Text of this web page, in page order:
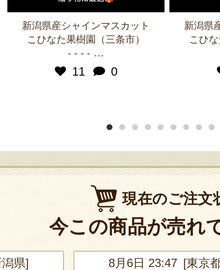
新潟県産シャインマスカット
こひなた果樹園（三条市）
- - - - ...
11
0
新潟県
こひ
現在のご注文
今この商品が売れ
県] 8月6日 23:47 [東京